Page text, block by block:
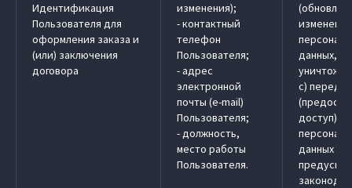
Идентификация
Пользователя для
оформления заказа и
(или) заключения
договора
изменения);
- контактный
телефон
Пользователя;
- адрес
электронной
почты (e-mail)
Пользователя;
- должность,
место работы
Пользователя.
данных,
c)
доступ)
данных в